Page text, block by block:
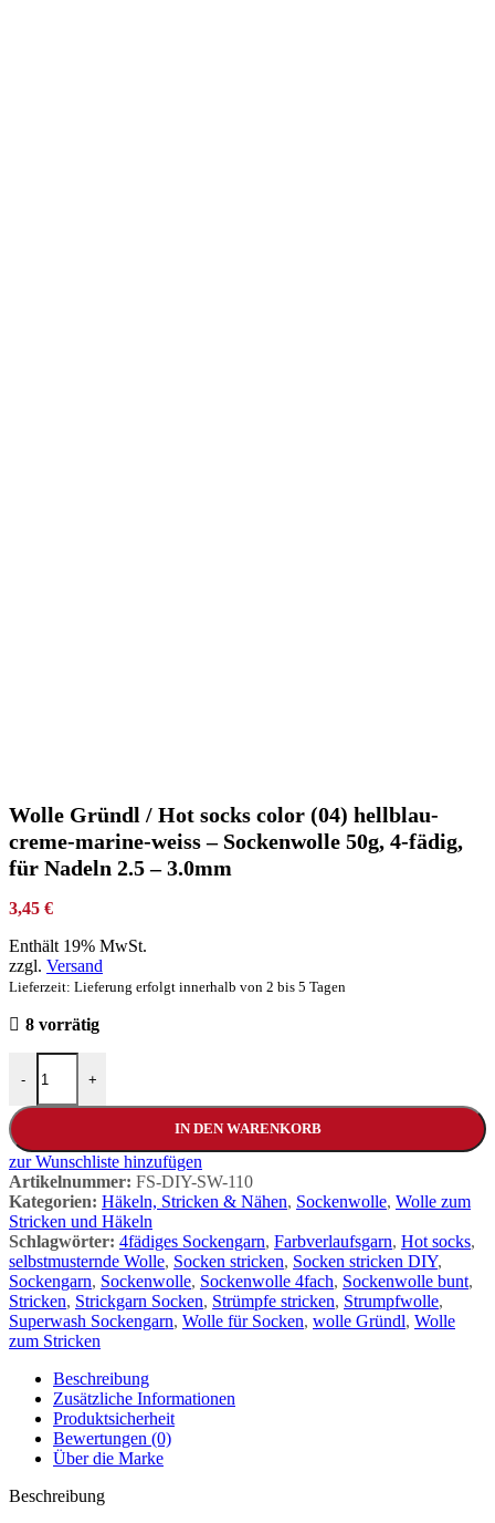
Wolle Gründl / Hot socks color (04) hellblau-
creme-marine-weiss – Sockenwolle 50g, 4-fädig,
für Nadeln 2.5 – 3.0mm
3,45 €
Enthält 19% MwSt.
zzgl. Versand
Lieferzeit: Lieferung erfolgt innerhalb von 2 bis 5 Tagen
8 vorrätig
- +
IN DEN WARENKORB
zur Wunschliste hinzufügen
Artikelnummer: FS-DIY-SW-110
Kategorien: Häkeln, Stricken & Nähen, Sockenwolle, Wolle zum
Stricken und Häkeln
Schlagwörter: 4fädiges Sockengarn, Farbverlaufsgarn, Hot socks,
selbstmusternde Wolle, Socken stricken, Socken stricken DIY,
Sockengarn, Sockenwolle, Sockenwolle 4fach, Sockenwolle bunt,
Stricken, Strickgarn Socken, Strümpfe stricken, Strumpfwolle,
Superwash Sockengarn, Wolle für Socken, wolle Gründl, Wolle
zum Stricken
Beschreibung
Zusätzliche Informationen
Produktsicherheit
Bewertungen (0)
Über die Marke
Beschreibung